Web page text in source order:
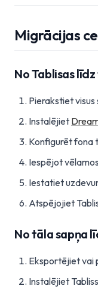
Migrācijas
No Tablisas
Pierakstiet visus
Instalējiet
Konfigurēt fona
Iespējot
Iestatiet
Atspējojiet
No tāla sapņa
Eksportējiet vai
Instalējiet